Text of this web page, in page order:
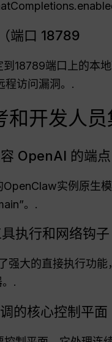
端口 18789
18789端口上的本
程访问漏洞。.
开发人员
OpenAI 的端点
实例原生
。.
执行和网络钩子
大的直接执行功
.
的核心控制平面